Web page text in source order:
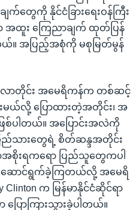
ေကို နိုင်ငံခြားရေးဝန်ကြီး
ာ အထူး ကြေညာချက် ထုတ်ပြန်
ယ်။ အပြည့်အစုံကို မစုမြတ်မွန်
လာတိုင်း အမေရိကန်က တစ်ဆင့်
မယ်လို့ ပြောထားတဲ့အတိုင်း၊ အ
ပါတယ်။ အပြောင်းအလဲကို
ည်သားတွေရဲ့ စိတ်ဆန္ဒအတိုင်း
စိုးရကရော ပြည်သူတွေကပါ
ောင်ရွက်ခဲ့ကြတယ်လို့ အမေရိ
Clinton က မြန်မာနိုင်ငံဆိုင်ရာ
ြောကြားသွားခဲ့ပါတယ်။